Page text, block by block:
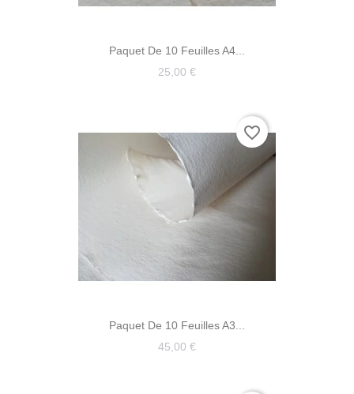
Paquet De 10 Feuilles A4...
25,00 €
Paquet De 10 Feuilles A3...
45,00 €
favorite_border